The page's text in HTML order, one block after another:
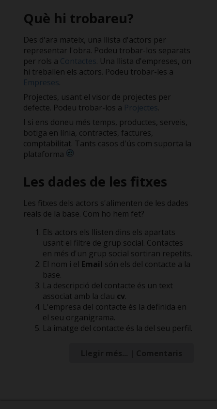
Què hi trobareu?
Des d'ara mateix, una llista d'actors per
representar l'obra. Podeu trobar-los separats
per rols a Contactes. Una llista d'empreses, on
hi treballen els actors. Podeu trobar-les a
Empreses.
Projectes, usant el visor de projectes per
defecte. Podeu trobar-los a Projectes.
I si ens doneu més temps, productes, serveis,
botiga en línia, contractes, factures,
comptabilitat. Tants casos d'ús com suporta la
plataforma
Les dades de les fitxes
Les fitxes dels actors s'alimenten de les dades
reals de la base. Com ho hem fet?
Els actors els llisten dins els apartats
usant el filtre de grup social. Contactes
en més d'un grup social sortiran repetits.
El nom i el Email són els del contacte a la
base.
La descripció del contacte és un text
associat amb la clau cv.
L'empresa del contacte és la definida en
el seu organigrama.
La imatge del contacte és la del seu perfil.